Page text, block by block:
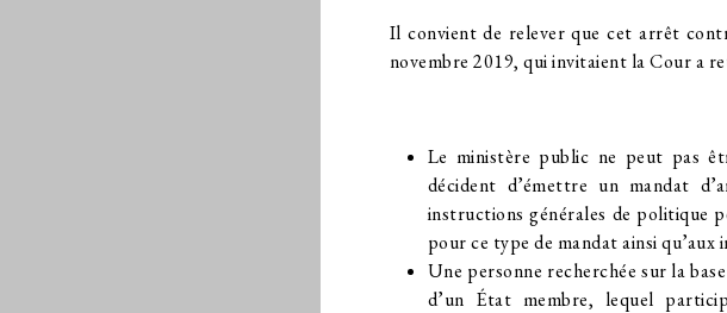
Il convient de relever que cet arrêt
novembre 2019, qui invitaient la Cour a
Le ministère public ne peut pas
décident d’émettre un mandat
instructions générales de politique
pour ce type de mandat ainsi
Une personne recherchée sur la
d’un État membre, lequel